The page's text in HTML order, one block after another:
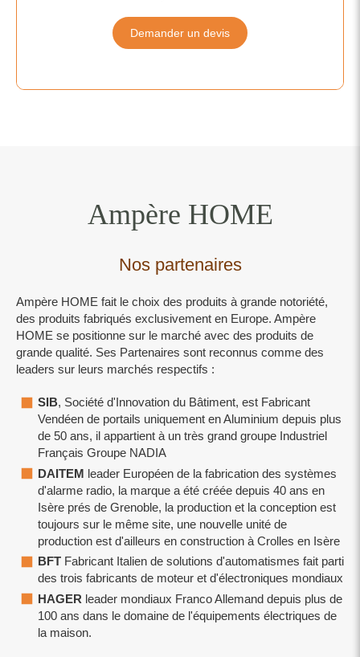
Demander un devis
Ampère HOME
Nos partenaires
Ampère HOME fait le choix des produits à grande notoriété,
des produits fabriqués exclusivement en Europe. Ampère
HOME se positionne sur le marché avec des produits de
grande qualité. Ses Partenaires sont reconnus comme des
leaders sur leurs marchés respectifs :
SIB, Société d'Innovation du Bâtiment, est Fabricant
Vendéen de portails uniquement en Aluminium depuis plus
de 50 ans, il appartient à un très grand groupe Industriel
Français Groupe NADIA
DAITEM leader Européen de la fabrication des systèmes
d'alarme radio, la marque a été créée depuis 40 ans en
Isère prés de Grenoble, la production et la conception est
toujours sur le même site, une nouvelle unité de
production est d'ailleurs en construction à Crolles en Isère
BFT Fabricant Italien de solutions d'automatismes fait parti
des trois fabricants de moteur et d'électroniques mondiaux
HAGER leader mondiaux Franco Allemand depuis plus de
100 ans dans le domaine de l'équipements électriques de
la maison.